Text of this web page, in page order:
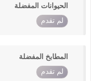
الحيوانات المفضلة
لم تقدم
المطابخ المفضلة
لم تقدم